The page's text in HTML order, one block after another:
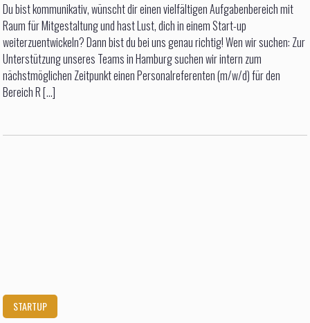
Du bist kommunikativ, wünscht dir einen vielfältigen Aufgabenbereich mit
Raum für Mitgestaltung und hast Lust, dich in einem Start-up
weiterzuentwickeln? Dann bist du bei uns genau richtig! Wen wir suchen: Zur
Unterstützung unseres Teams in Hamburg suchen wir intern zum
nächstmöglichen Zeitpunkt einen Personalreferenten (m/w/d) für den
Bereich R [...]
STARTUP